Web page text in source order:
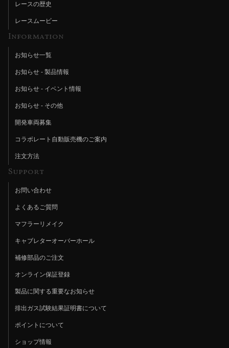
レースの歴史
レースムービー
Information
お知らせ一覧
お知らせ - 製品情報
お知らせ - イベント情報
お知らせ - その他
開発車両募集
コラボレート自動販売機のご案内
注文方法
Support
お問い合わせ
よくあるご質問
マフラーリメイク
キャブレターオーバーホール
補修部品のご注文
オンライン保証登録
製品に関する重要なお知らせ
排出ガス試験結果証明書について
ポイントについて
ショップ情報